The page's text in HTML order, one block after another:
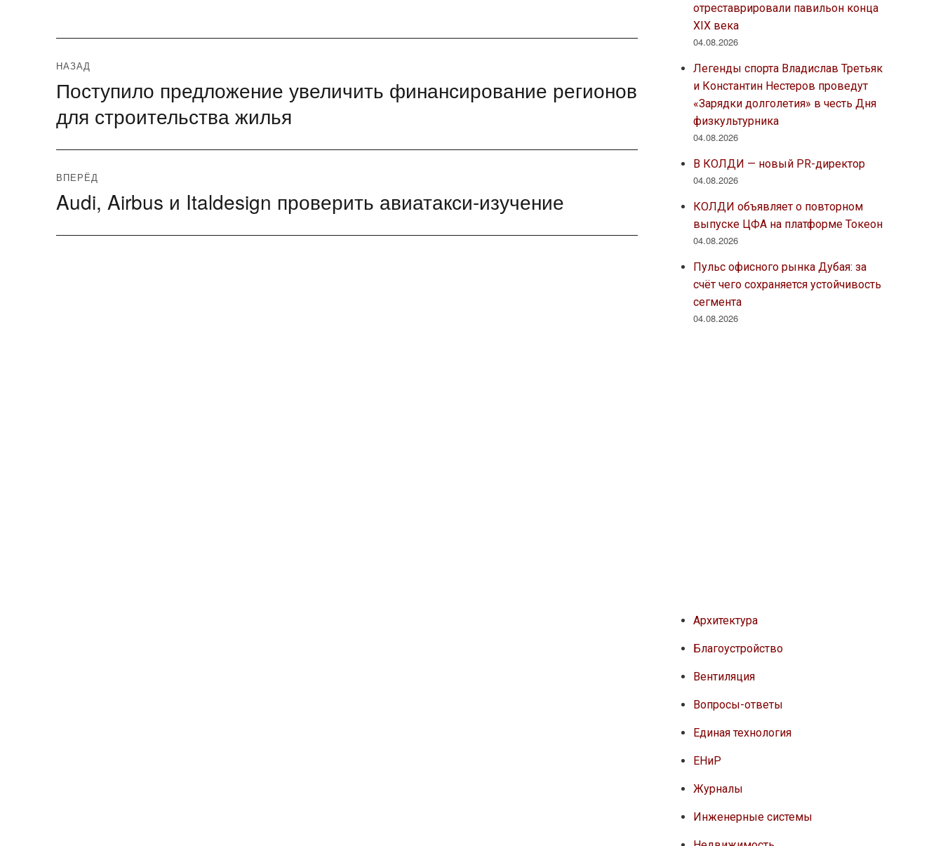
Навигация
по
записям
НАЗАД
Предыдущая
Поступило предложение увеличить финансирование регионов
для строительства жилья
ВПЕРЁД
Следующая
Audi, Airbus и Italdesign проверить авиатакси-изучение
отреставрировали павильон конца
XIX века
04.08.2026
Легенды спорта Владислав Третьяк
и Константин Нестеров проведут
«Зарядки долголетия» в честь Дня
физкультурника
04.08.2026
В КОЛДИ — новый PR-директор
04.08.2026
КОЛДИ объявляет о повторном
выпуске ЦФА на платформе Токеон
04.08.2026
Пульс офисного рынка Дубая: за
счёт чего сохраняется устойчивость
сегмента
04.08.2026
Архитектура
Благоустройство
Вентиляция
Вопросы-ответы
Единая технология
ЕНиР
Журналы
Инженерные системы